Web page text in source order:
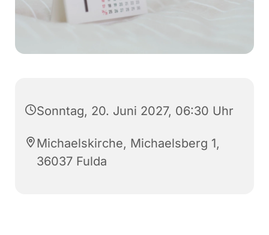
Sonntag, 20. Juni 2027, 06:30 Uhr
Michaelskirche, Michaelsberg 1,
36037 Fulda